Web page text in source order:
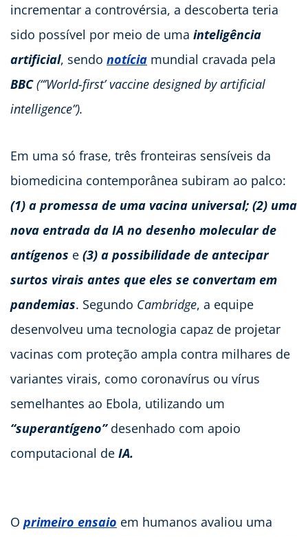
incrementar a controvérsia, a descoberta teria
sido possível por meio de uma inteligência
artificial, sendo notícia mundial cravada pela
BBC (“’World-first’ vaccine designed by artificial
intelligence”).
Em uma só frase, três fronteiras sensíveis da
biomedicina contemporânea subiram ao palco:
(1) a promessa de uma vacina universal; (2) uma
nova entrada da IA no desenho molecular de
antígenos e (3) a possibilidade de antecipar
surtos virais antes que eles se convertam em
pandemias. Segundo Cambridge, a equipe
desenvolveu uma tecnologia capaz de projetar
vacinas com proteção ampla contra milhares de
variantes virais, como coronavírus ou vírus
semelhantes ao Ebola, utilizando um
“superantígeno”desenhado com apoio
computacional de IA.
O primeiro ensaio em humanos avaliou uma